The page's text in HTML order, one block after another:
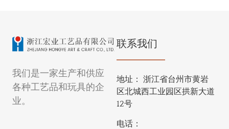
我们是一家生产和供应
各种工艺品和玩具的企
业。
联系我们
地址：浙江省台州市黄岩
区北城西工业园区拱新大道
12号
电话：